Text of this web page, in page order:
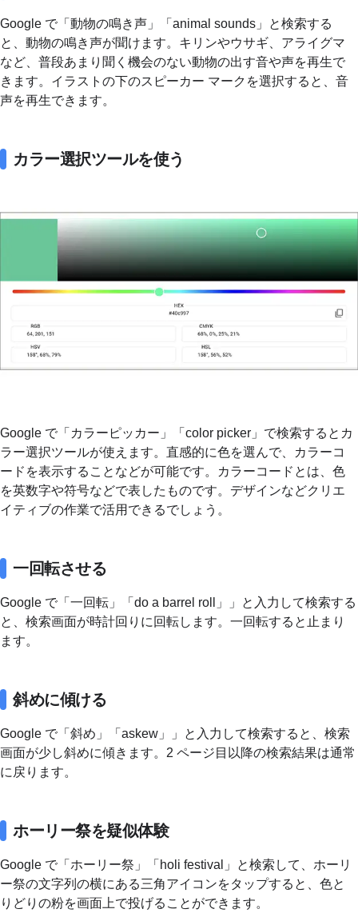
Google で「動物の鳴き声」「animal sounds」と検索する
と、動物の鳴き声が聞けます。キリンやウサギ、アライグマ
など、普段あまり聞く機会のない動物の出す音や声を再生で
きます。イラストの下のスピーカー マークを選択すると、音
声を再生できます。
カラー選択ツールを使う
Google で「カラーピッカー」「color picker」で検索するとカ
ラー選択ツールが使えます。直感的に色を選んで、カラーコ
ードを表示することなどが可能です。カラーコードとは、色
を英数字や符号などで表したものです。デザインなどクリエ
イティブの作業で活用できるでしょう。
一回転させる
Google で「一回転」「do a barrel roll」」と入力して検索する
と、検索画面が時計回りに回転します。一回転すると止まり
ます。
斜めに傾ける
Google で「斜め」「askew」」と入力して検索すると、検索
画面が少し斜めに傾きます。2 ページ目以降の検索結果は通常
に戻ります。
ホーリー祭を疑似体験
Google で「ホーリー祭」「holi festival」と検索して、ホーリ
ー祭の文字列の横にある三角アイコンをタップすると、色と
りどりの粉を画面上で投げることができます。